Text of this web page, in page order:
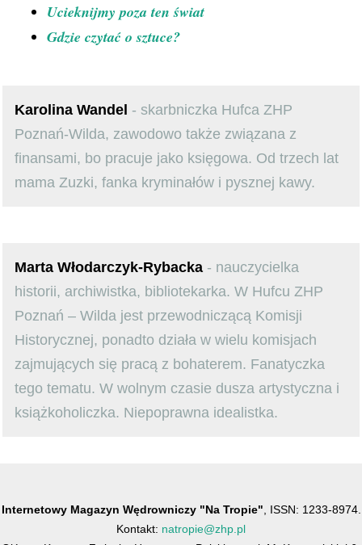
Ucieknijmy poza ten świat
Gdzie czytać o sztuce?
Karolina Wandel - skarbniczka Hufca ZHP
Poznań-Wilda, zawodowo także związana z
finansami, bo pracuje jako księgowa. Od trzech lat
mama Zuzki, fanka kryminałów i pysznej kawy.
Marta Włodarczyk-Rybacka - nauczycielka
historii, archiwistka, bibliotekarka. W Hufcu ZHP
Poznań – Wilda jest przewodniczącą Komisji
Historycznej, ponadto działa w wielu komisjach
zajmujących się pracą z bohaterem. Fanatyczka
tego tematu. W wolnym czasie dusza artystyczna i
książkoholiczka. Niepoprawna idealistka.
Internetowy Magazyn Wędrowniczy "Na Tropie" , ISSN: 1233-8974.
Kontakt: natropie@zhp.pl